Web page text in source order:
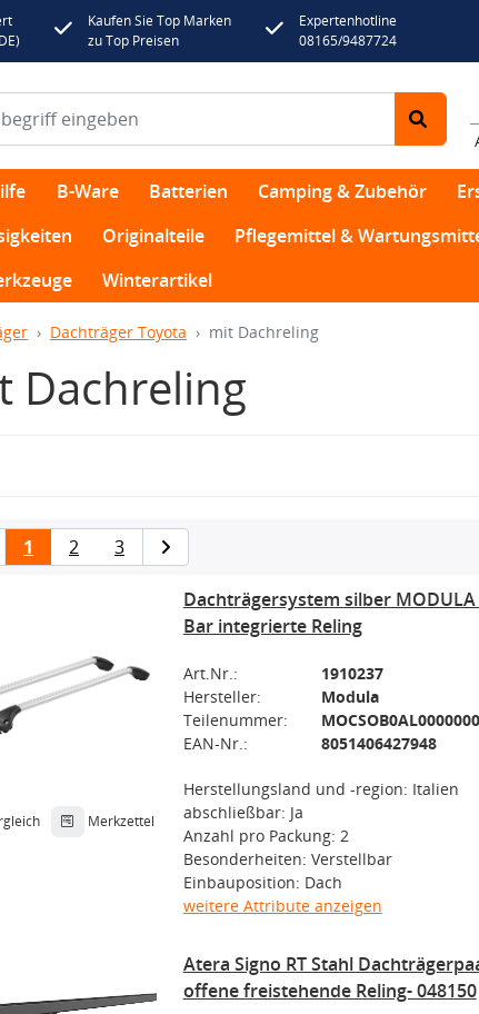
Kaufen Sie Top Marken
zu Top Preisen
Expertenhotline
08165/9487724
B-Ware Batterien Camping & Zubehör
Originalteile Pflegemittel &
Winterartikel
Dachträger Toyota mit Dachreling
Dachreling
1 2 3
Merkzettel
Dachträgersystem silber MODULA
Bar integrierte Reling
Art.Nr.:
1910237
Hersteller:
Modula
Teilenummer:
EAN-Nr.:
8051406427948
Herstellungsland und -region: Italien
abschließbar: Ja
Anzahl pro Packung: 2
Besonderheiten: Verstellbar
Einbauposition: Dach
weitere Attribute anzeigen
Atera Signo RT Stahl
offene freistehende Reling- 048150